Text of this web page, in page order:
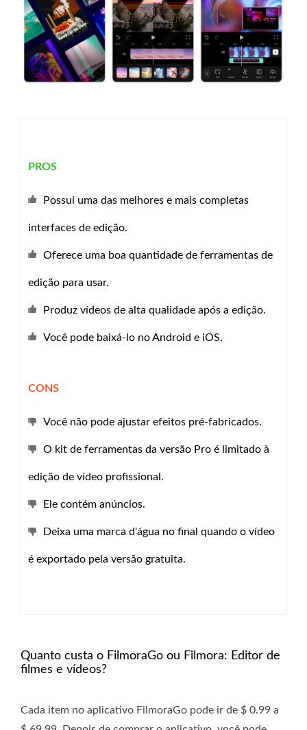
PROS
Possui uma das melhores e mais completas
interfaces de edição.
Oferece uma boa quantidade de ferramentas de
edição para usar.
Produz vídeos de alta qualidade após a edição.
Você pode baixá-lo no Android e iOS.
CONS
Você não pode ajustar efeitos pré-fabricados.
O kit de ferramentas da versão Pro é limitado à
edição de vídeo profissional.
Ele contém anúncios.
Deixa uma marca d'água no final quando o vídeo
é exportado pela versão gratuita.
Quanto custa o FilmoraGo ou Filmora: Editor de
filmes e vídeos?
Cada item no aplicativo FilmoraGo pode ir de $ 0.99 a